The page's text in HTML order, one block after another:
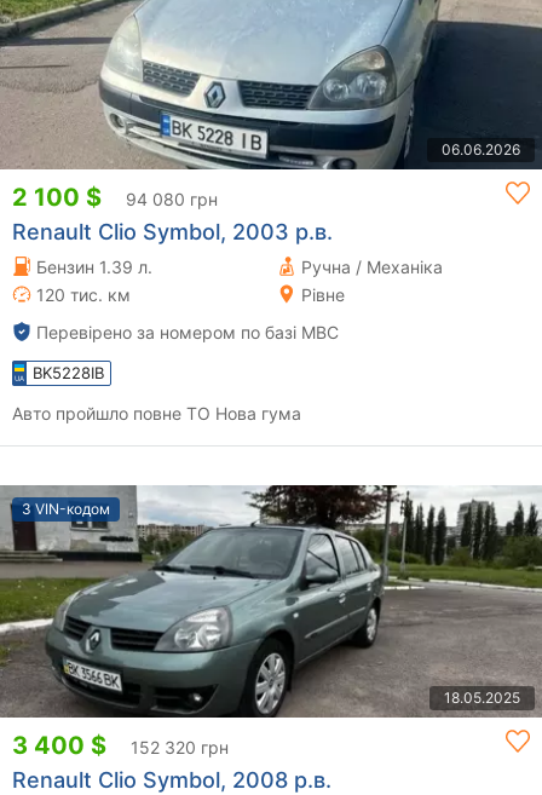
06.06.2026
2 100 $ 94 080 грн
Renault Clio Symbol, 2003 р.в.
Бензин 1.39 л.
Ручна / Механіка
120 тис. км
Рівне
Перевірено за номером по базі МВС
BK5228IB
Авто пройшло повне ТО Нова гума
З VIN-кодом
18.05.2025
3 400 $ 152 320 грн
Renault Clio Symbol, 2008 р.в.